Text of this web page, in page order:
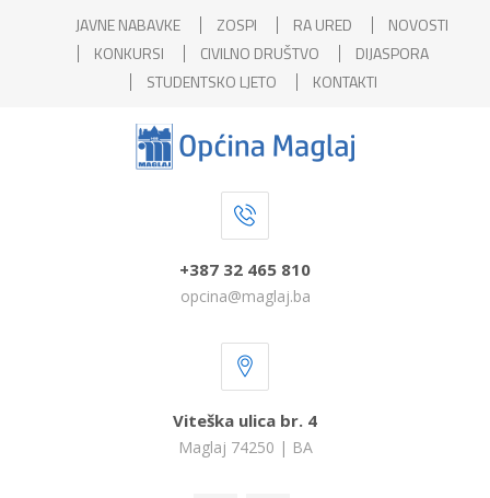
JAVNE NABAVKE ZOSPI RA URED
NOVOSTI
KONKURSI
CIVILNO DRUŠTVO
DIJASPORA
STUDENTSKO LJETO
KONTAKTI
+387 32 465 810
opcina@maglaj.ba
Viteška ulica br. 4
Maglaj 74250 | BA